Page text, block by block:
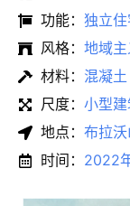
功能： 独立住
风格： 地域主
材料： 混凝土
尺度： 小型
地点： 布拉
时间： 2022